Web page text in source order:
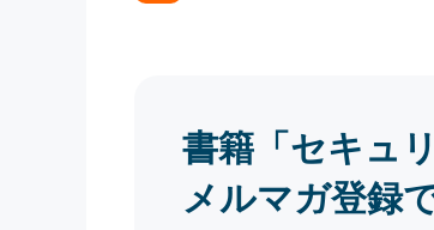
書籍「セキュ
メルマガ登録